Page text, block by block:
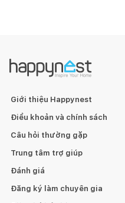
Giới thiệu Happynest
Điều khoản và chính sách
Câu hỏi thường gặp
Trung tâm trợ giúp
Đánh giá
Đăng ký làm chuyên gia